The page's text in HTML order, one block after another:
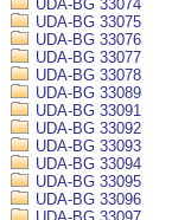
UDA-BG 33074
UDA-BG 33075
UDA-BG 33076
UDA-BG 33077
UDA-BG 33078
UDA-BG 33089
UDA-BG 33091
UDA-BG 33092
UDA-BG 33093
UDA-BG 33094
UDA-BG 33095
UDA-BG 33096